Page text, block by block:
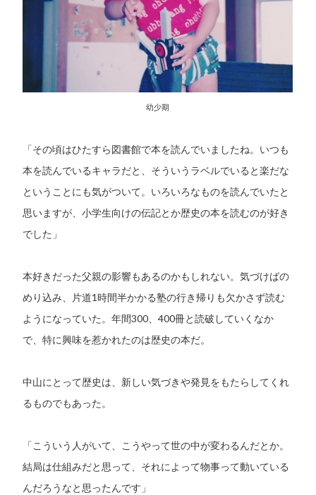
幼少期
「その頃はひたすら図書館で本を読んでいましたね。いつも
本を読んでいるキャラだと、そういうラベルでいると楽だな
ということにも気がついて。いろいろなものを読んでいたと
思いますが、小学生向けの伝記とか歴史の本を読むのが好き
でした」
本好きだった父親の影響もあるのかもしれない。気づけばの
めり込み、片道1時間半かかる塾の行き帰りも欠かさず読む
ようになっていた。年間300、400冊と読破していくなか
で、特に興味を惹かれたのは歴史の本だ。
中山にとって歴史は、新しい気づきや発見をもたらしてくれ
るものでもあった。
「こういう人がいて、こうやって世の中が変わるんだとか。
結局は仕組みだと思って、それによって物事って動いている
んだろうなと思ったんです」